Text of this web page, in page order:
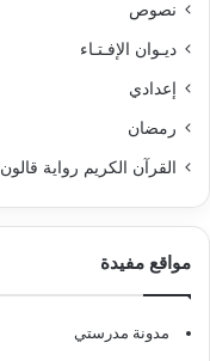
نصوص
ديـوان الإفـتـاء
إعدادي
رمضان
القرآن الكريم رواية قالون
مواقع مفيدة
مدونة مدرستي